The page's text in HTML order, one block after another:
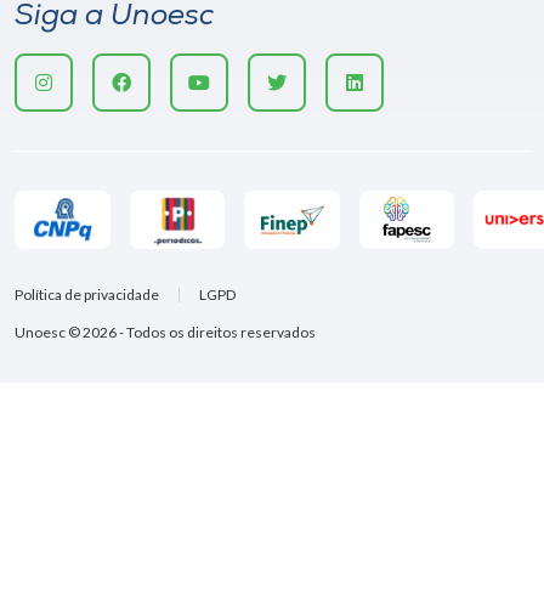
Siga a Unoesc
Unoesc © 2026 - Todos os direitos reservados
Política de privacidade LGPD